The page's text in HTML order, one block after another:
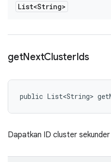
List<String>
getNextClusterIds
public List<String>
Dapatkan ID cluster